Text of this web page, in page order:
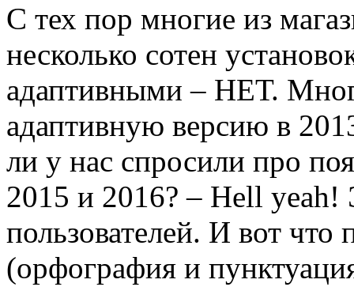
С тех пор многие из
несколько сотен
адаптивными – НЕТ.
адаптивную версию в
ли у нас спросили про
2015 и 2016? – Hell yeah!
пользователей. И вот что
(орфография и